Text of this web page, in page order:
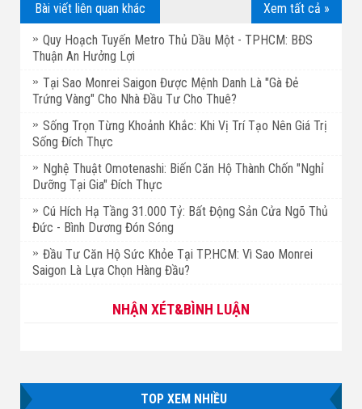
Xem tất cả »
Bài viết liên quan khác
Quy Hoạch Tuyến Metro Thủ Dầu Một - TPHCM: BĐS
Thuận An Hưởng Lợi
Tại Sao Monrei Saigon Được Mệnh Danh Là "Gà Đẻ
Trứng Vàng" Cho Nhà Đầu Tư Cho Thuê?
Sống Trọn Từng Khoảnh Khắc: Khi Vị Trí Tạo Nên Giá Trị
Sống Đích Thực
Nghệ Thuật Omotenashi: Biến Căn Hộ Thành Chốn "Nghỉ
Dưỡng Tại Gia" Đích Thực
Cú Hích Hạ Tầng 31.000 Tỷ: Bất Động Sản Cửa Ngõ Thủ
Đức - Bình Dương Đón Sóng
Đầu Tư Căn Hộ Sức Khỏe Tại TP.HCM: Vì Sao Monrei
Saigon Là Lựa Chọn Hàng Đầu?
NHẬN XÉT&BÌNH LUẬN
TOP XEM NHIỀU